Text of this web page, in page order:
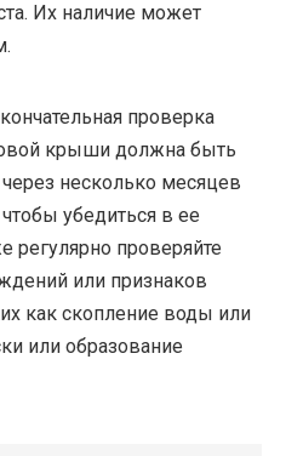
Их наличие может
проверка
крыши должна быть
несколько месяцев
убедиться в ее
регулярно проверяйте
или признаков
как скопление воды или
или образование